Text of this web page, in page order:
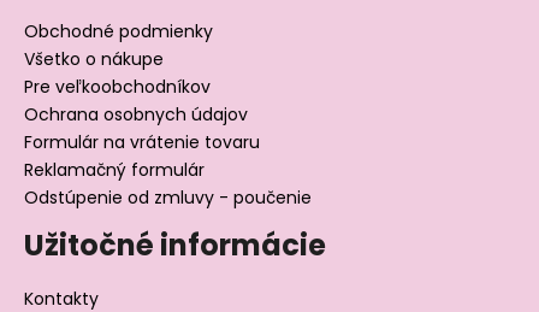
Obchodné podmienky
Všetko o nákupe
Pre veľkoobchodníkov
Ochrana osobnych údajov
Formulár na vrátenie tovaru
Reklamačný formulár
Odstúpenie od zmluvy - poučenie
Užitočné informácie
Kontakty